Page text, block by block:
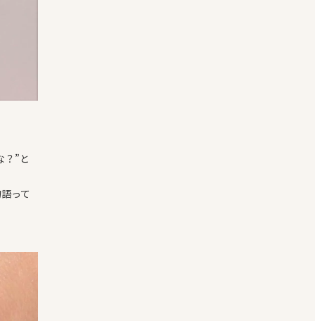
？”と
って